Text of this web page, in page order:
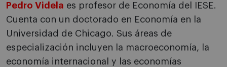
Pedro Videla es profesor de Economía del IESE.
Cuenta con un doctorado en Economía en la
Universidad de Chicago. Sus áreas de
especialización incluyen la macroeconomía, la
economía internacional y las economías